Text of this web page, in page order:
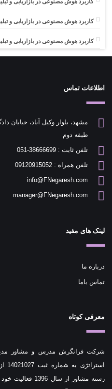
کاربرد هوش مصنوعی در بازاریابی و
کاربرد هوش مصنوعی در بازاریابی و
کاربرد هوش مصنوعی در بازاریابی و
اطلاعات تماس
طبقه دوم
تلفن ثابت : 38666699-051
تلفن همراه : 09120915052
info@FNegaresh.com
manager@FNegaresh.com
لینک های مفید
درباره ما
تماس باما
معرفی کوتاه
شرکت فرانگرش مدرس و مشاور